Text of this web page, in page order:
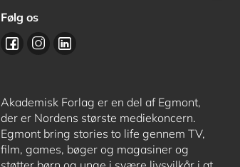
Følg os
Akademisk Forlag er en del af Egmont,
der er Nordens største mediekoncern.
Egmont bring stories to life gennem TV,
film, games, bøger og magasiner og